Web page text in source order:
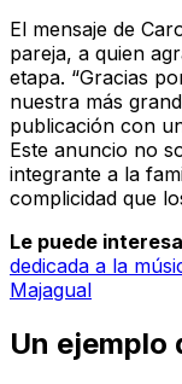
El mensaje de
pareja, a quien
etapa. “Gracias
nuestra más
publicación con
Este anuncio no
integrante a la
complicidad que
Le puede
dedicada a la
Majagual
Un ejemplo